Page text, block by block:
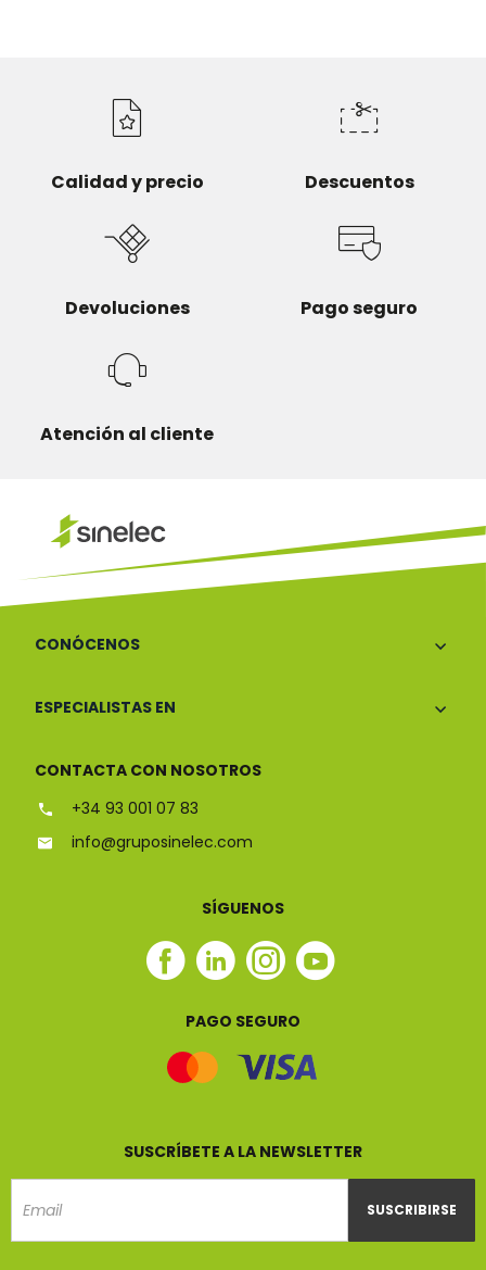
Calidad y precio Descuentos
Devoluciones Pago seguro
Atención al cliente
CONÓCENOS
ESPECIALISTAS EN
CONTACTA CON NOSOTROS
+34 93 001 07 83
info@gruposinelec.com
SÍGUENOS
Facebook
Linkedin
Instagram
Youtube
PAGO SEGURO
SUSCRÍBETE A LA NEWSLETTER
SUSCRIBIRSE